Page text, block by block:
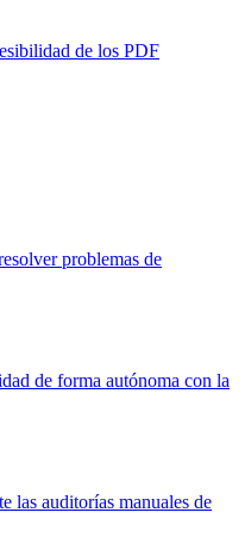
de los PDF
problemas de
de forma autónoma con la
las auditorías manuales de